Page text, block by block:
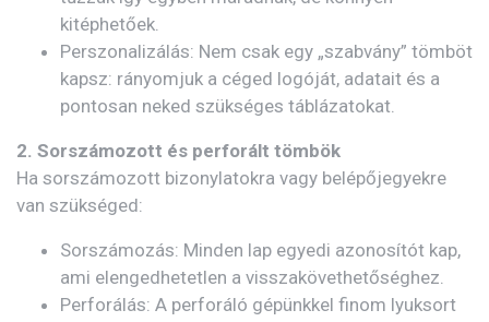
kitéphetőek.
Perszonalizálás: Nem csak egy „szabvány” tömböt
kapsz: rányomjuk a céged logóját, adatait és a
pontosan neked szükséges táblázatokat.
2. Sorszámozott és perforált tömbök
Ha sorszámozott bizonylatokra vagy belépőjegyekre
van szükséged:
Sorszámozás: Minden lap egyedi azonosítót kap,
ami elengedhetetlen a visszakövethetőséghez.
Perforálás: A perforáló gépünkkel finom lyuksort